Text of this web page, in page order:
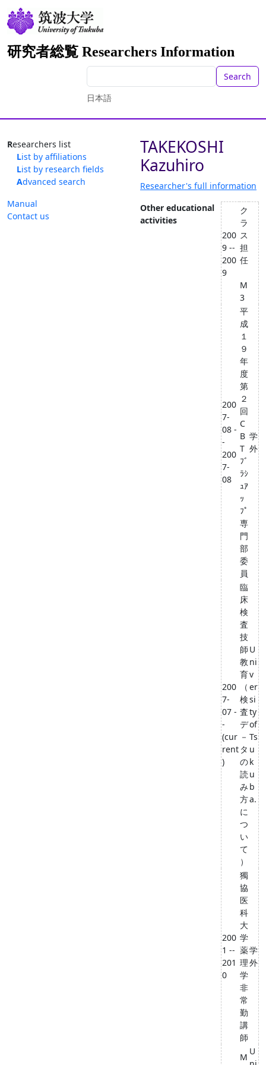
研究者総覧 Researchers Information
Search
日本語
Researchers list
List by affiliations
List by research fields
Advanced search
Manual
Contact us
TAKEKOSHI
Kazuhiro
Researcher's full information
Other educational
activities
200
9 --
200
9
ク
ラ
ス
担
任
M
3
200
7-
08 -
-
200
7-
08
平
成
１
９
年
度
第
２
回
C
B
T
ﾌﾞ
ﾗｼ
ｭｱ
ｯ
ﾌﾟ
専
門
部
委
員
学
外
200
7-
07 -
-
(cur
rent
)
臨
床
検
査
技
師
教
育
（
検
査
デ
－
タ
の
読
み
方
に
つ
い
て
）
U
ni
v
er
si
ty
of
Ts
u
k
u
b
a.
200
1 --
201
0
獨
協
医
科
大
学
薬
理
学
非
常
勤
講
師
学
外
M
U